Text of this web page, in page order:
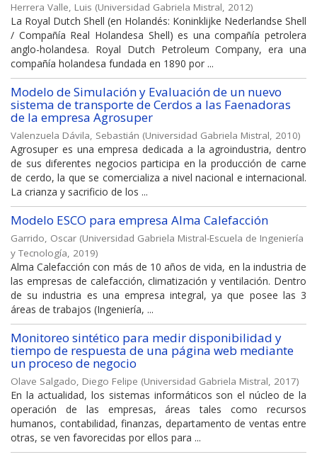
Herrera Valle, Luis (Universidad Gabriela Mistral, 2012)
La Royal Dutch Shell (en Holandés: Koninklijke Nederlandse Shell
/ Compañía Real Holandesa Shell) es una compañía petrolera
anglo-holandesa. Royal Dutch Petroleum Company, era una
compañía holandesa fundada en 1890 por ...
Modelo de Simulación y Evaluación de un nuevo
sistema de transporte de Cerdos a las Faenadoras
de la empresa Agrosuper
Valenzuela Dávila, Sebastián (Universidad Gabriela Mistral, 2010)
Agrosuper es una empresa dedicada a la agroindustria, dentro
de sus diferentes negocios participa en la producción de carne
de cerdo, la que se comercializa a nivel nacional e internacional.
La crianza y sacrificio de los ...
Modelo ESCO para empresa Alma Calefacción
Garrido, Oscar (Universidad Gabriela Mistral-Escuela de Ingeniería
y Tecnología, 2019)
Alma Calefacción con más de 10 años de vida, en la industria de
las empresas de calefacción, climatización y ventilación. Dentro
de su industria es una empresa integral, ya que posee las 3
áreas de trabajos (Ingeniería, ...
Monitoreo sintético para medir disponibilidad y
tiempo de respuesta de una página web mediante
un proceso de negocio
Olave Salgado, Diego Felipe (Universidad Gabriela Mistral, 2017)
En la actualidad, los sistemas informáticos son el núcleo de la
operación de las empresas, áreas tales como recursos
humanos, contabilidad, finanzas, departamento de ventas entre
otras, se ven favorecidas por ellos para ...